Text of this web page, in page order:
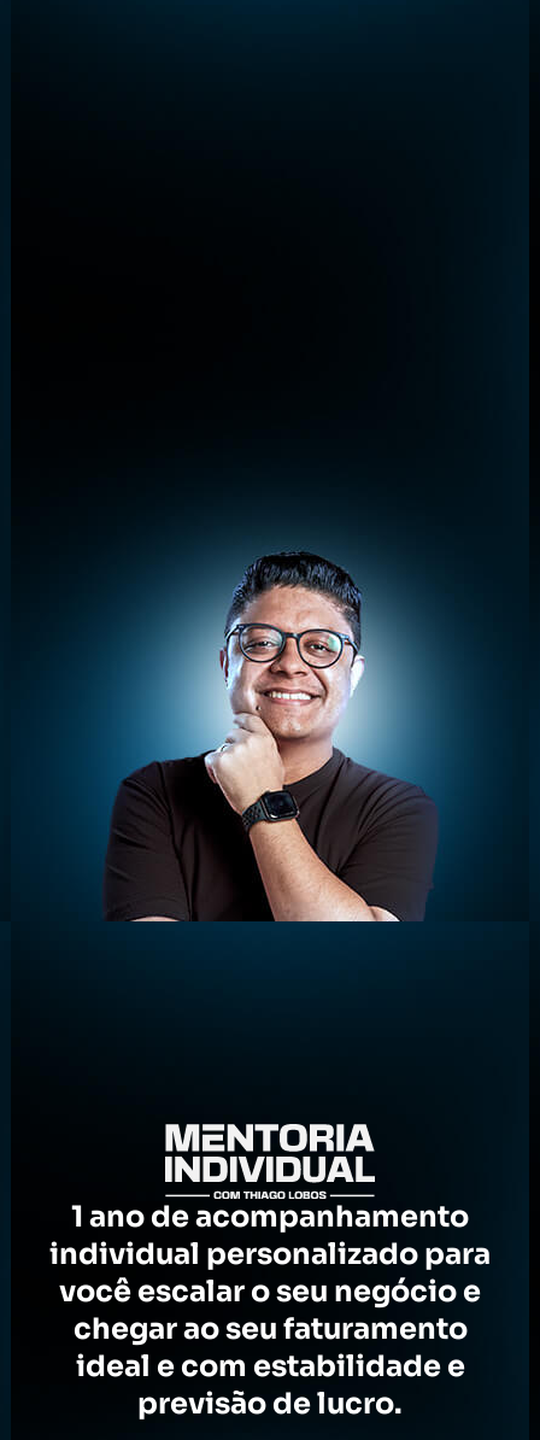
1 ano de acompanhamento
individual personalizado para
você escalar o seu negócio e
chegar ao seu faturamento
ideal e com estabilidade e
previsão de lucro.